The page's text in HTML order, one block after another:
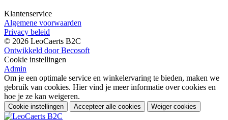
Klantenservice
Algemene voorwaarden
Privacy beleid
© 2026 LeoCaerts B2C
Ontwikkeld door Becosoft
Cookie instellingen
Admin
Om je een optimale service en winkelervaring te bieden, maken we
gebruik van cookies. Hier vind je meer informatie over cookies en
hoe je ze kan weigeren.
Cookie instellingen Accepteer alle cookies Weiger cookies